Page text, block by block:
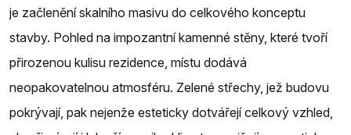
je začlenění skalního masivu do celkového konceptu
stavby. Pohled na impozantní kamenné stěny, které tvoří
přirozenou kulisu rezidence, místu dodává
neopakovatelnou atmosféru. Zelené střechy, jež budovu
pokrývají, pak nejenže esteticky dotvářejí celkový vzhled,